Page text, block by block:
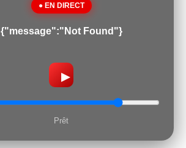
● EN DIRECT
{"message":"Not Found"}
▶
Prêt